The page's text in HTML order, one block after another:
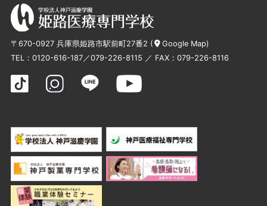
〒670-0927 兵庫県姫路市駅前町27番2 ( Google Map)
TEL： 0120-616-187／079-226-8115 ／ FAX：079-226-8116